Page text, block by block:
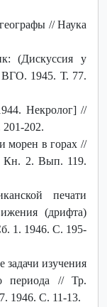
// Наука
(Дискуссия у
ВГО. 1945. Т. 77.
Некролог] //
202.
морен в горах //
Кн. 2. Вып. 119.
печати
(дрифта)
1. 1946. С. 195-
задачи изучения
периода // Тр.
1946. С. 11-13.